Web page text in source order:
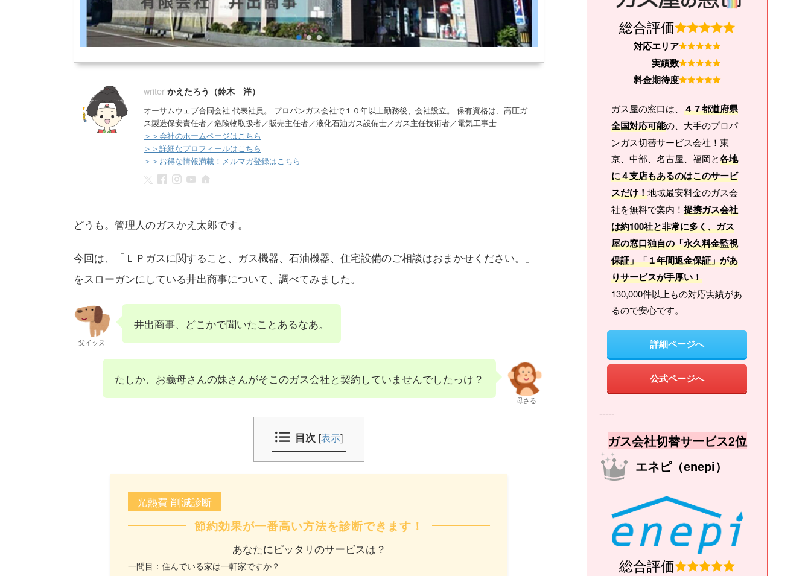
かえたろう（鈴木 洋）
オーサムウェブ合同会社 代表社員。 プロパンガス会社で１０年以上勤務後、会社設立。 保有資格は、高圧ガ
ス製造保安責任者／危険物取扱者／販売主任者／液化石油ガス設備士／ガス主任技術者／電気工事士
＞＞会社のホームページはこちら
＞＞詳細なプロフィールはこちら
＞＞お得な情報満載！メルマガ登録はこちら
どうも。管理人のガスかえ太郎です。
今回は、「ＬＰガスに関すること、ガス機器、石油機器、住宅設備のご相談はおまかせください。」
をスローガンにしている井出商事について、調べてみました。
父イッヌ
井出商事、どこかで聞いたことあるなあ。
たしか、お義母さんの妹さんがそこのガス会社と契約していませんでしたっけ？
母さる
目次 [表示]
光熱費 削減診断
節約効果が一番高い方法を診断できます！
あなたにピッタリのサービスは？
一問目：住んでいる家は一軒家ですか？
総合評価
対応エリア
実績数
料金期待度
ガス屋の窓口は、 ４７都道府県
全国対応可能の、大手のプロパ
ンガス切替サービス会社！東
京、中部、名古屋、福岡と各地
に４支店もあるのはこのサービ
スだけ！地域最安料金のガス会
社を無料で案内！ 提携ガス会社
は約100社と非常に多く、ガス
屋の窓口独自の「永久料金監視
保証」「１年間返金保証」があ
りサービスが手厚い！
130,000件以上もの対応実績があ
るので安心です。
詳細ページへ
公式ページへ
-----
ガス会社切替サービス2位
エネピ（enepi）
総合評価